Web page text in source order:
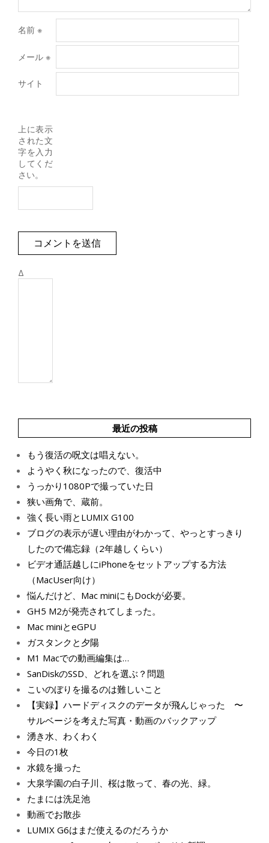
名前 ※
メール ※
サイト
上に表示
された文
字を入力
してくだ
さい。
Δ
最近の投稿
もう復活の呪文は唱えない。
ようやく秋になったので、復活中
うっかり1080Pで撮っていた日
狭い画角で、蔵前。
強く長い雨とLUMIX G100
ブログの表示が遅い理由がわかって、やっとすっきり
したので備忘録（2年越しくらい）
ビデオ通話越しにiPhoneをセットアップする方法
（MacUser向け）
悩んだけど、Mac miniにもDockが必要。
GH5 M2が発売されてしまった。
Mac miniとeGPU
ガスタンクと夕陽
M1 Macでの動画編集は…
SanDiskのSSD、どれを選ぶ？問題
こいのぼりを撮るのは難しいこと
【実録】ハードディスクのデータが飛んじゃった 〜
サルベージを考えた写真・動画のバックアップ
湧き水、わくわく
今日の1枚
水鏡を撮った
大泉学園の白子川、桜は散って、春の光、緑。
たまには洗足池
動画でお散歩
LUMIX G6はまだ使えるのだろうか